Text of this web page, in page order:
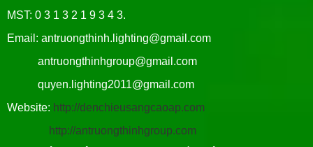
MST: 0 3 1 3 2 1 9 3 4 3.
Email: antruongthinh.lighting@gmail.com
antruongthinhgroup@gmail.com
quyen.lighting2011@gmail.com
Website: http://denchieusangcaoap.com
http://antruongthinhgroup.com